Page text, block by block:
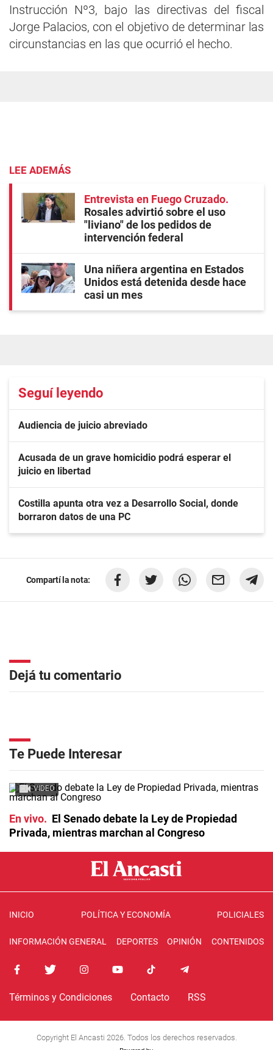
Instrucción Nº3, bajo las directivas del fiscal
Jorge Palacios, con el objetivo de determinar las
circunstancias en las que ocurrió el hecho.
LEE ADEMÁS
Entrevista en Fuego Cruzado
Rosales advirtió sobre el uso
"liviano" de los pedidos de
intervención federal
Una niñera argentina en Estados
Unidos está detenida desde hace
casi un mes
Seguí leyendo
Audiencia de juicio abreviado
Acusada de un grave homicidio podrá esperar el
juicio en libertad
Costilla apunta otra vez a Desarrollo Social, donde
borraron datos de una PC
Compartí la nota:
Dejá tu comentario
Te Puede Interesar
VIDEO
En vivo
El Senado debate la Ley de Propiedad
Privada, mientras marchan al Congreso
INICIO POLÍTICA Y ECONOMÍA POLICIALES
INFORMACIÓN GENERAL DEPORTES OPINIÓN CONTENIDOS
Términos y Condiciones Contacto RSS
Copyright El Ancasti 2026. Todos los derechos reservados.